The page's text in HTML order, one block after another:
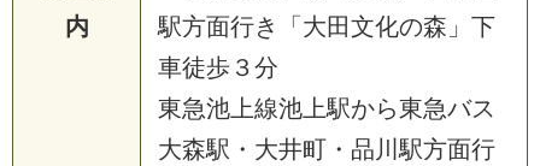
内
駅方面行き「大田文化の森」下
車徒歩３分
東急池上線池上駅から東急バス
大森駅・大井町・品川駅方面行